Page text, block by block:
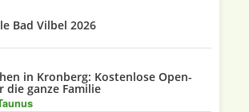
Bad Vilbel 2026
in Kronberg: Kostenlose Open-
die ganze Familie